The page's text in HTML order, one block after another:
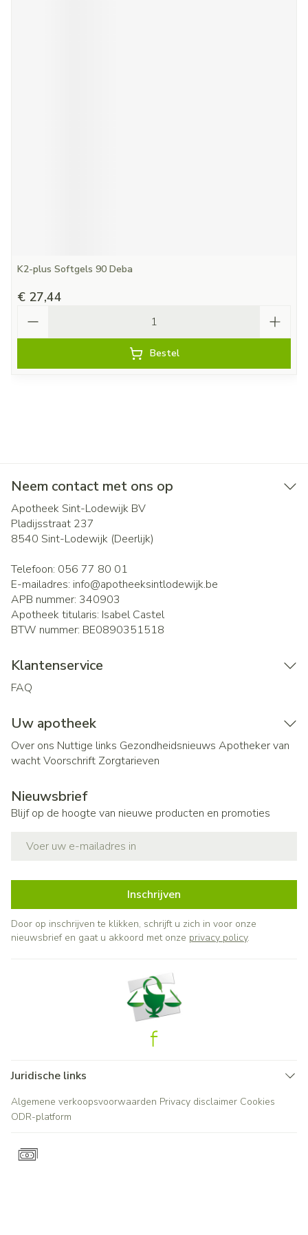
K2-plus Softgels 90 Deba
€ 27,44
Bestel
Neem contact met ons op
Apotheek Sint-Lodewijk BV
Pladijsstraat 237
8540 Sint-Lodewijk (Deerlijk)
Telefoon: 056 77 80 01
E-mailadres: info@apotheeksintlodewijk.be
APB nummer: 340903
Apotheek titularis: Isabel Castel
BTW nummer: BE0890351518
Klantenservice
FAQ
Uw apotheek
Over ons Nuttige links Gezondheidsnieuws Apotheker van
wachtVoorschrift Zorgtarieven
Nieuwsbrief
Blijf op de hoogte van nieuwe producten en promoties
Inschrijven
Door op inschrijven te klikken, schrijft u zich in voor onze
nieuwsbrief en gaat u akkoord met onze privacy policy.
Juridische links
Algemene verkoopsvoorwaarden Privacy disclaimer Cookies
ODR-platform